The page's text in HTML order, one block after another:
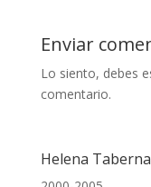
Enviar
Lo siento, debes
comentario.
Helena Taberna